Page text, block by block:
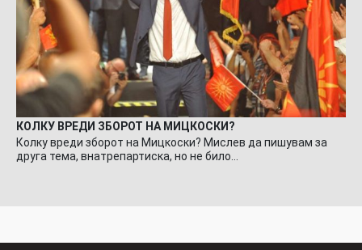
КОЛКУ ВРЕДИ ЗБОРОТ НА МИЦКОСКИ?
Колку вреди зборот на Мицкоски? Мислев да пишувам за
друга тема, внатрепартиска, но не било…